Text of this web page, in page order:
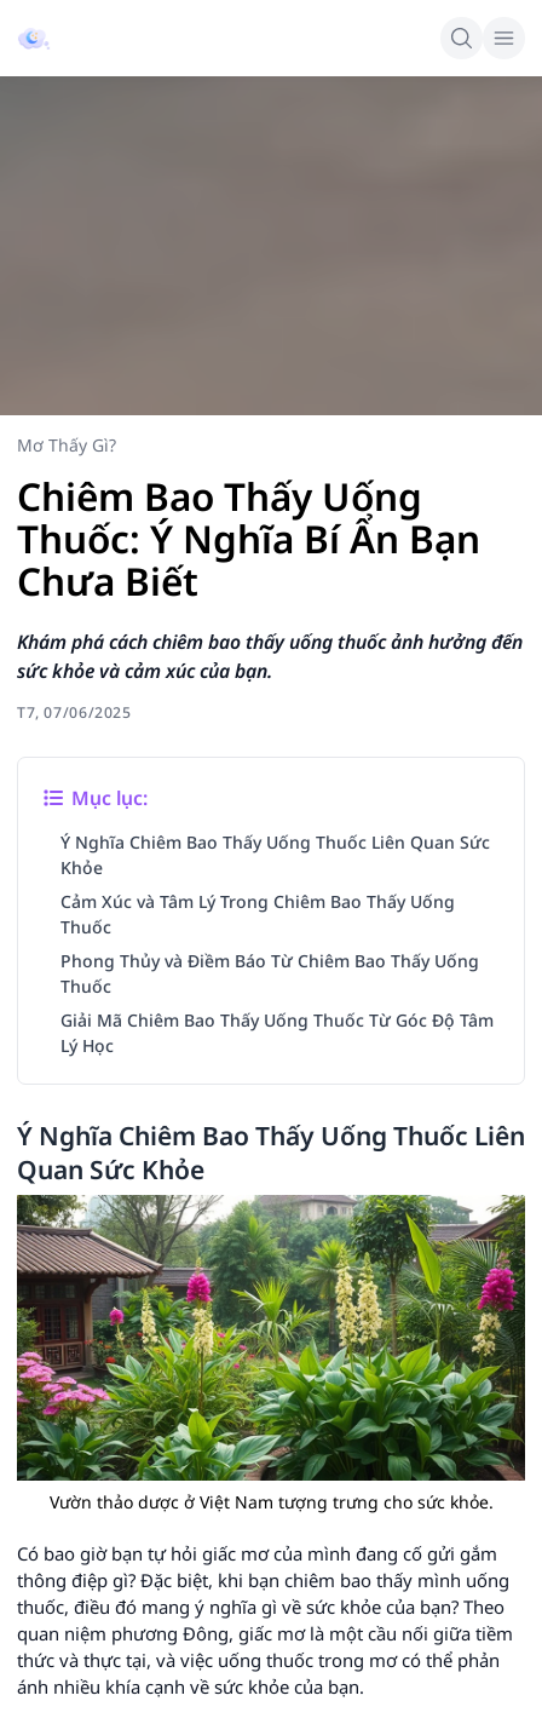
Mơ Thấy Gì?
Chiêm Bao Thấy Uống
Thuốc: Ý Nghĩa Bí Ẩn Bạn
Chưa Biết
Khám phá cách chiêm bao thấy uống thuốc ảnh hưởng đến
sức khỏe và cảm xúc của bạn.
T7, 07/06/2025
Mục lục:
Ý Nghĩa Chiêm Bao Thấy Uống Thuốc Liên Quan Sức
Khỏe
Cảm Xúc và Tâm Lý Trong Chiêm Bao Thấy Uống
Thuốc
Phong Thủy và Điềm Báo Từ Chiêm Bao Thấy Uống
Thuốc
Giải Mã Chiêm Bao Thấy Uống Thuốc Từ Góc Độ Tâm
Lý Học
Ý Nghĩa Chiêm Bao Thấy Uống Thuốc Liên
Quan Sức Khỏe
Vườn thảo dược ở Việt Nam tượng trưng cho sức khỏe.
Có bao giờ bạn tự hỏi giấc mơ của mình đang cố gửi gắm
thông điệp gì? Đặc biệt, khi bạn chiêm bao thấy mình uống
thuốc, điều đó mang ý nghĩa gì về sức khỏe của bạn? Theo
quan niệm phương Đông, giấc mơ là một cầu nối giữa tiềm
thức và thực tại, và việc uống thuốc trong mơ có thể phản
ánh nhiều khía cạnh về sức khỏe của bạn.